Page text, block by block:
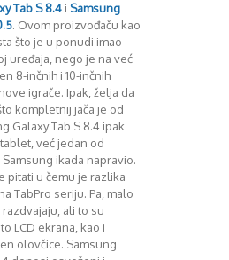
Lenovo
LG
Motorola
Nokia
Pitamo stručnjake
Prikaz modela
Samsung
Sony
Testovi modela
Upoređivanje modela
Windows Phone
Zanimljivosti
August 2012
Septembar 2012
Oktobar 2012
Novembar 2012
Decembar 2012
Januar 2013
Februar 2013
Mart 2013
April 2013
Maj 2013
Juni 2013
Juli 2013
August 2013
Tab S 8.4 i Samsung
. Ovom proizvođaču kao
što je u ponudi imao
uređaja, nego je na već
8-inčnih i 10-inčnih
igrače. Ipak, želja da
kompletnij jača je od
Galaxy Tab S 8.4 ipak
već jedan od
ikada napravio.
pitati u čemu je razlika
TabPro seriju. Pa, malo
ali to su
LCD ekrana, kao i
olovčice. Samsung